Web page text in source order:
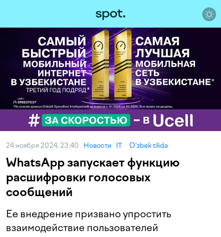
24 ноября 2024, 23:40 Новости IT O‘zbek tilida
WhatsApp запускает функцию
расшифровки голосовых
сообщений
Ее внедрение призвано упростить
взаимодействие пользователей